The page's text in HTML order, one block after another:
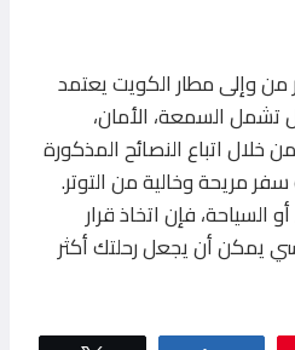
وإلى مطار الكويت يعتمد
السمعة، الأمان،
خلال اتباع النصائح المذكورة
مريحة وخالية من التوتر.
فإن اتخاذ قرار
يمكن أن يجعل رحلتك أكثر